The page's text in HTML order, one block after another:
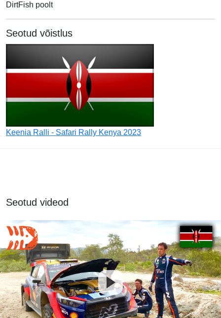
DirtFish poolt
Seotud võistlus
Keenia Ralli - Safari Rally Kenya 2023
Seotud videod